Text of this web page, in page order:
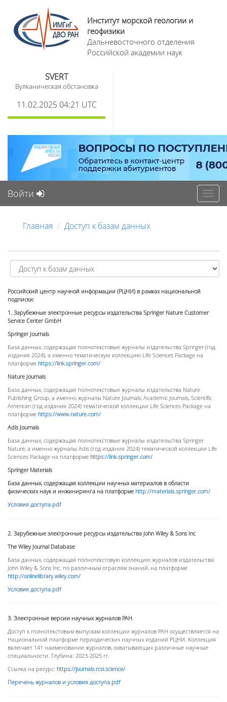
Институт морской геологии и
геофизики
Дальневосточного отделения
Российской академии наук
SVERT
Вулканическая обстановка
11.02.2025 04:21 UTC
Войти
Главная Доступ к базам данных
Российский центр научной информации (РЦНИ) в рамках национальной
подписки:
1. Зарубежные электронные ресурсы издательства Springer Nature Customer
Service Center GmbH
Springer Journals
База данных, содержащая полнотекстовые журналы издательства Springer (год
издания 2024), а именно тематическую коллекцию Life Sciences Package на
платформе https://link.springer.com/
Nature Journals
База данных, содержащая полнотекстовые журналы издательства Nature
Publishing Group, а именно журналы Nature Journals, Academic Journals, Scientific
American (год издания 2024) тематической коллекции Life Sciences Package на
платформе https://www.nature.com/
Adis Journals
База данных, содержащая полнотекстовые журналы издательства Springer
Nature, а именно журналы Adis (год издания 2024) тематической коллекции Life
Sciences Package на платформе https://link.springer.com/
Springer Materials
База данных, содержащая коллекции научных материалов в области
физических наук и инжиниринга на платформе http://materials.springer.com/
Условия доступа.pdf
2. Зарубежные электронные ресурсы издательства John Wiley & Sons Inc
The Wiley Journal Database
База данных, содержащая полнотекстовую коллекцию журналов издательства
John Wiley & Sons Inc. по различным отраслям знаний, на платформе
http://onlinelibrary.wiley.com/
Условия доступа.pdf
3. Электронные версии научных журналов РАН
Доступ к полнотекстовым выпускам коллекции журналов РАН осуществляется на
Национальной платформе периодических научных изданий РЦНИ. Коллекция
включает 141 наименование журналов, охватывающих различные научные
специальности. Глубина: 2023-2025 гг.
Ссылка на ресурс: https://journals.rcsi.science/
Перечень журналов и условия доступа.pdf